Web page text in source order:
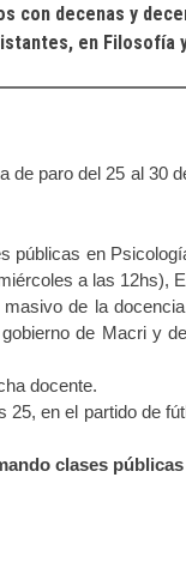
con decenas y
en Filosofía
de paro del 25 al 30
públicas en
a las 12hs),
de la
de Macri y
docente.
en el partido de
clases